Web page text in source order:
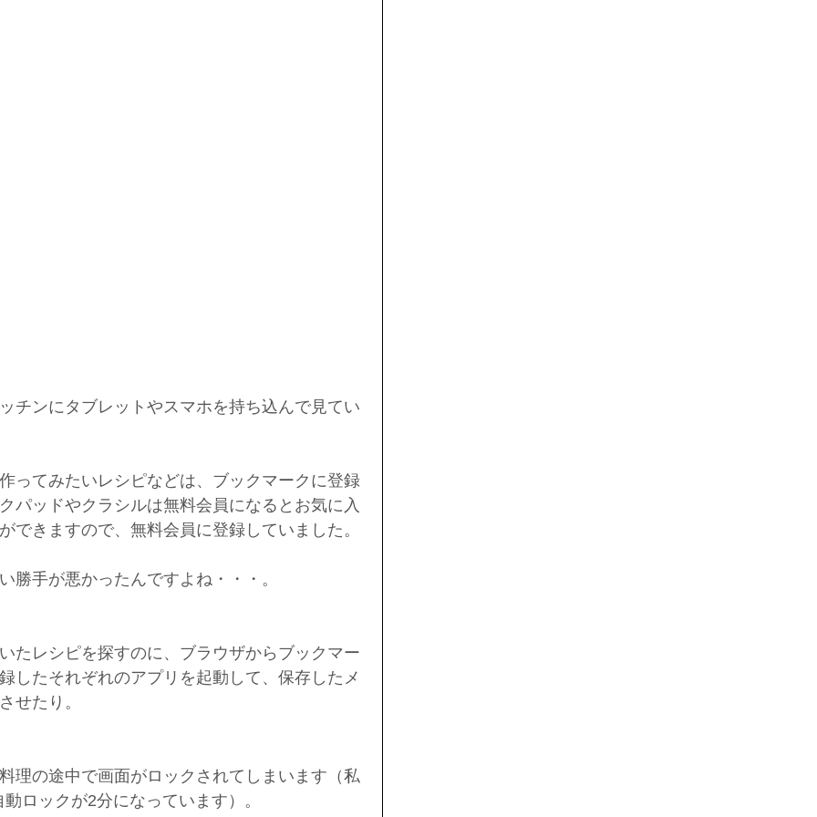
チンにタブレットやスマホを持ち込んで見てい
ってみたいレシピなどは、ブックマークに登録
パッドやクラシルは無料会員になるとお気に入
できますので、無料会員に登録していました。
勝手が悪かったんですよね・・・。
たレシピを探すのに、ブラウザからブックマー
したそれぞれのアプリを起動して、保存したメ
せたり。
理の途中で画面がロックされてしまいます（私
ロックが2分になっています）。